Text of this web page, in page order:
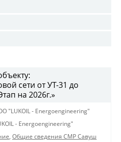
сети от УТ-31 до
на 2026г.»
"LUKOIL - Energoengineering"
- Energoengineering"
, Общие сведения СМР Савуш